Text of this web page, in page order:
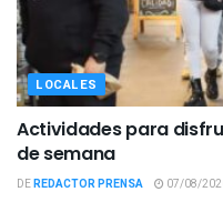
LOCALES
Actividades para
de semana
DEREDACTOR PRENSA 07/08/